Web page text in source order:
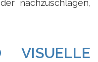
nachzuschlagen,
VISUELLE